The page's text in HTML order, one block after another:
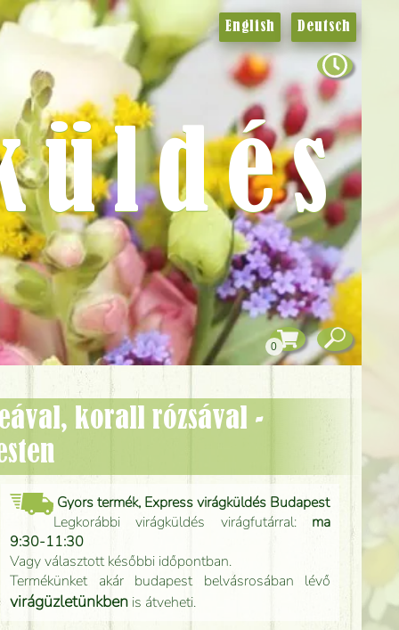
Gyors termék, Express virágküldés Budapest
Legkorábbi virágküldés virágfutárral: ma
9:30-11:30
Vagy választott későbbi időpontban.
Termékünket akár budapest belvásrosában lévő
virágüzletünkben is átveheti.
English Deutsch
0